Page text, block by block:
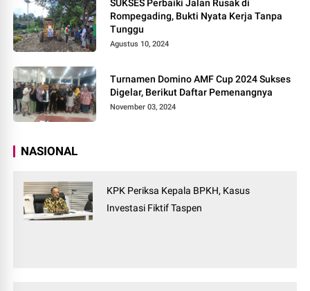
SUKSES Perbaiki Jalan Rusak di
Rompegading, Bukti Nyata Kerja Tanpa
Tunggu
Agustus 10, 2024
Turnamen Domino AMF Cup 2024 Sukses
Digelar, Berikut Daftar Pemenangnya
November 03, 2024
NASIONAL
KPK Periksa Kepala BPKH, Kasus
Investasi Fiktif Taspen